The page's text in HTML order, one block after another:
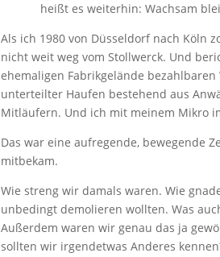
heißt es weiterhin: Wachsam
Als ich 1980 von Düsseldorf nach Köln
nicht weit weg vom Stollwerck. Und
ehemaligen Fabrikgelände
unterteilter Haufen bestehend aus
Mitläufern. Und ich mit meinem Mikro
Das war eine aufregende, bewegende
mitbekam.
Wie streng wir damals waren. Wie
unbedingt demolieren wollten. Was
Außerdem waren wir genau das ja
sollten wir irgendetwas Anderes